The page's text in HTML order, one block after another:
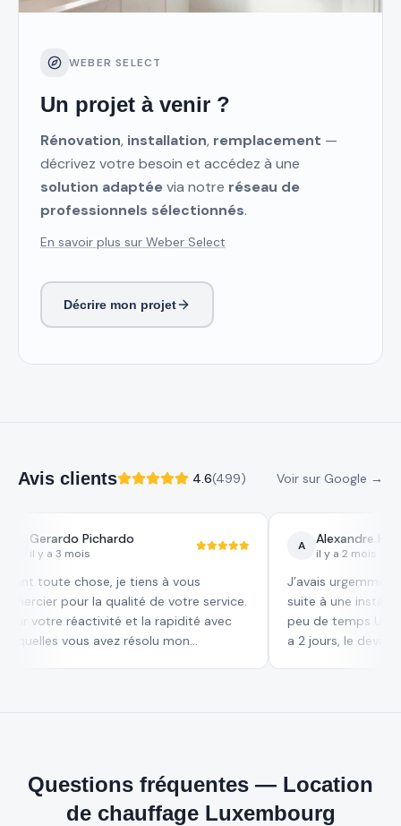
WEBER SELECT
Un projet à venir ?
Rénovation, installation, remplacement —
décrivez votre besoin et accédez à une
solution adaptée via notre réseau de
professionnels sélectionnés.
En savoir plus sur Weber Select
Décrire mon projet
Avis clients 4.6(499) Voir sur Google →
Gerardo Pichardo
il y a 3 mois
toute chose, je tiens à vous
pour la qualité de votre service.
votre réactivité et la rapidité avec
vous avez résolu mon
et je vous souhaite beaucoup de
pour l'avenir.
A Alexandre
il y a 2 mois
J’avais
suite à une
peu de temps Un technicien est venu il y
a 2 jours, le devis
Questions fréquentes — Location
de chauffage Luxembourg